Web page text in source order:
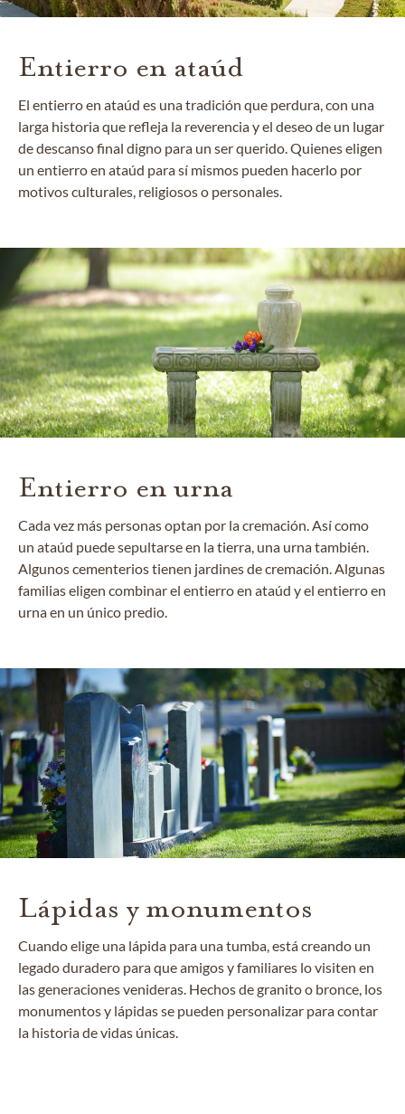
Entierro en ataúd
El entierro en ataúd es una tradición que perdura, con una
larga historia que refleja la reverencia y el deseo de un lugar
de descanso final digno para un ser querido. Quienes eligen
un entierro en ataúd para sí mismos pueden hacerlo por
motivos culturales, religiosos o personales.
Entierro en urna
Cada vez más personas optan por la cremación. Así como
un ataúd puede sepultarse en la tierra, una urna también.
Algunos cementerios tienen jardines de cremación. Algunas
familias eligen combinar el entierro en ataúd y el entierro en
urna en un único predio.
Lápidas y monumentos
Cuando elige una lápida para una tumba, está creando un
legado duradero para que amigos y familiares lo visiten en
las generaciones venideras. Hechos de granito o bronce, los
monumentos y lápidas se pueden personalizar para contar
la historia de vidas únicas.